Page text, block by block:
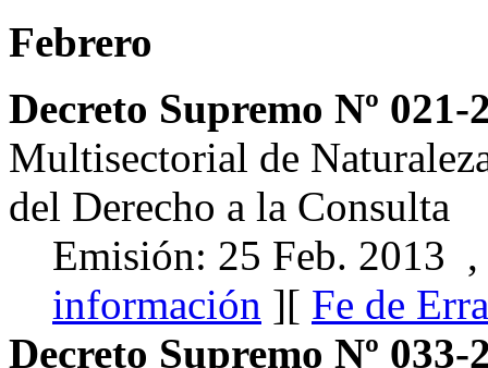
Febrero
Decreto Supremo Nº
Multisectorial de
del Derecho a la Consulta
Emisión: 25 Feb. 2013
información ][ Fe de
Decreto Supremo Nº 033-